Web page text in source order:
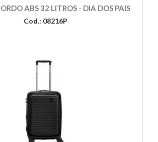
ABS 32 LITROS - DIA DOS PAIS
Cod.: 08216P